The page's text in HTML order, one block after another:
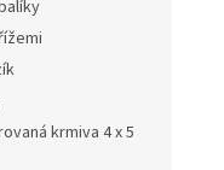
krmiva 4 x 5